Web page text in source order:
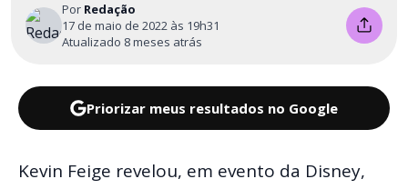
Por Redação
17 de maio de 2022 às 19h31
Atualizado 8 meses atrás
Priorizar meus resultados no Google
Kevin Feige revelou, em evento da Disney,